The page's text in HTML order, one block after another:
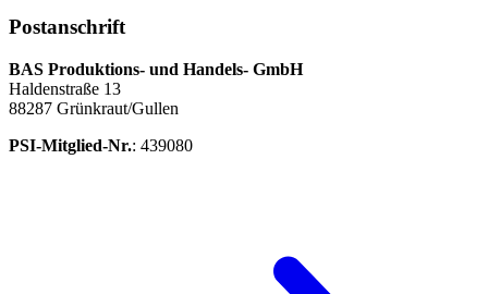
Postanschrift
BAS Produktions- und Handels- GmbH
Haldenstraße 13
88287 Grünkraut/Gullen
PSI-Mitglied-Nr.: 439080